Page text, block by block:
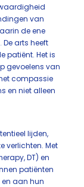
van
de ene
arts heeft
patiënt. Het is
gevoelens van
compassie
en niet alleen
lijden,
verlichten. Met
DT) en
patiënten
en aan hun